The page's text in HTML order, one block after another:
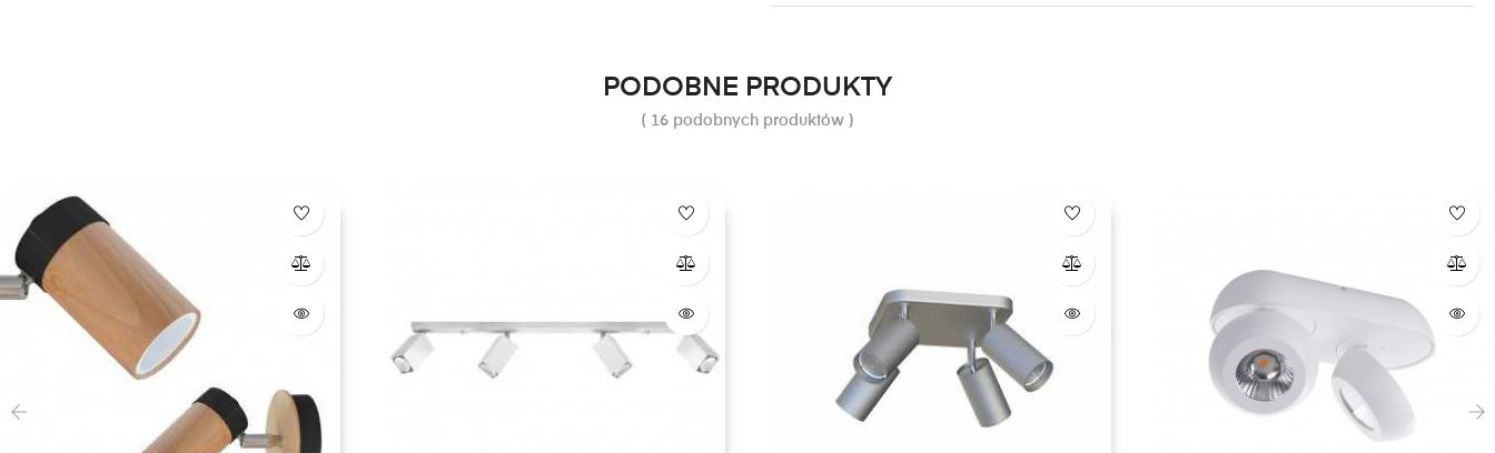
PODOBNE PRODUKTY
( 16 podobnych produktów )